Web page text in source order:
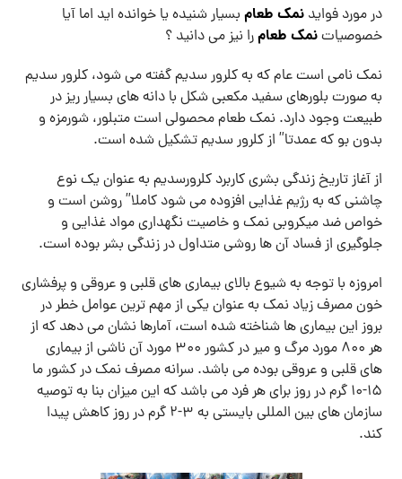
در مورد فوایدنمک طعام بسیار شنیده یا خوانده اید اما آیا
خصوصیاتنمک طعامرا نیز می دانید ؟
نمک نامی است عام که به کلرور سدیم گفته می شود، کلرور سدیم
به صورت بلورهای سفید مکعبی شکل با دانه های بسیار ریز در
طبیعت وجود دارد. نمک طعام محصولی است متبلور، شورمزه و
بدون بو که عمدتا” از کلرور سدیم تشکیل شده است.
از آغاز تاریخ زندگی بشری کاربرد کلرورسدیم به عنوان یک نوع
چاشنی که به رژیم غذایی افزوده می شود کاملا” روشن است و
خواص ضد میکروبی نمک و خاصیت نگهداری مواد غذایی و
جلوگیری از فساد آن ها روشی متداول در زندگی بشر بوده است.
امروزه با توجه به شیوع بالای بیماری های قلبی و عروقی و پرفشاری
خون مصرف زیاد نمک به عنوان یکی از مهم ترین عوامل خطر در
بروز این بیماری ها شناخته شده است، آمارها نشان می دهد که از
هر ۸۰۰ مورد مرگ و میر در کشور ۳۰۰ مورد آن ناشی از بیماری
های قلبی و عروقی بوده می باشد. سرانه مصرف نمک در کشور ما
۱۵-۱۰ گرم در روز برای هر فرد می باشد که این میزان بنا به توصیه
سازمان های بین المللی بایستی به ۳-۲ گرم در روز کاهش پیدا
کند.